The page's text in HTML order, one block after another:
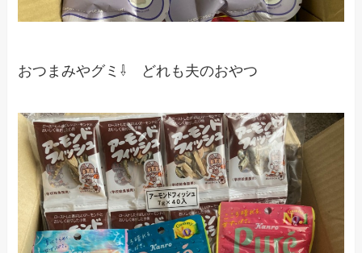
おつまみやグミ⇩ どれも夫のおやつ